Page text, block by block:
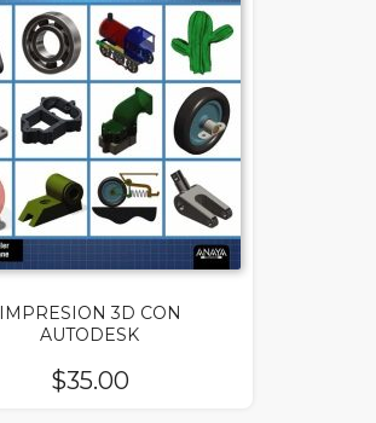
IMPRESION 3D CON
AUTODESK
$35.00